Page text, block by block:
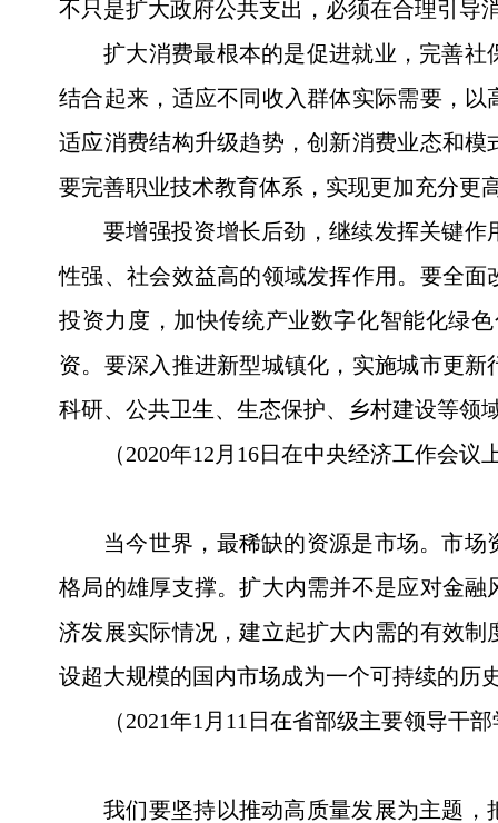
不只是扩大政府公共支出，必须在合理引导
扩大消费最根本的是促进就业，完善
结合起来，适应不同收入群体实际需要，
适应消费结构升级趋势，创新消费业态和
要完善职业技术教育体系，实现更加充分更
要增强投资增长后劲，继续发挥关键
性强、社会效益高的领域发挥作用。要全
投资力度，加快传统产业数字化智能化绿
资。要深入推进新型城镇化，实施城市更
科研、公共卫生、生态保护、乡村建设等领
（2020年12月16日在中央经济工作会议
当今世界，最稀缺的资源是市场。市
格局的雄厚支撑。扩大内需并不是应对金
济发展实际情况，建立起扩大内需的有效
设超大规模的国内市场成为一个可持续的历
（2021年1月11日在省部级主要领导干
我们要坚持以推动高质量发展为主题